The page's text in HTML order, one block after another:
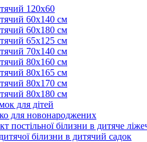
120х60
60х140 см
60х180 см
65х125 см
70х140 см
80х160 см
80х165 см
80х170 см
80х180 см
для дітей
для новонароджених
постільної білизни в дитяче
білизни в дитячий садок